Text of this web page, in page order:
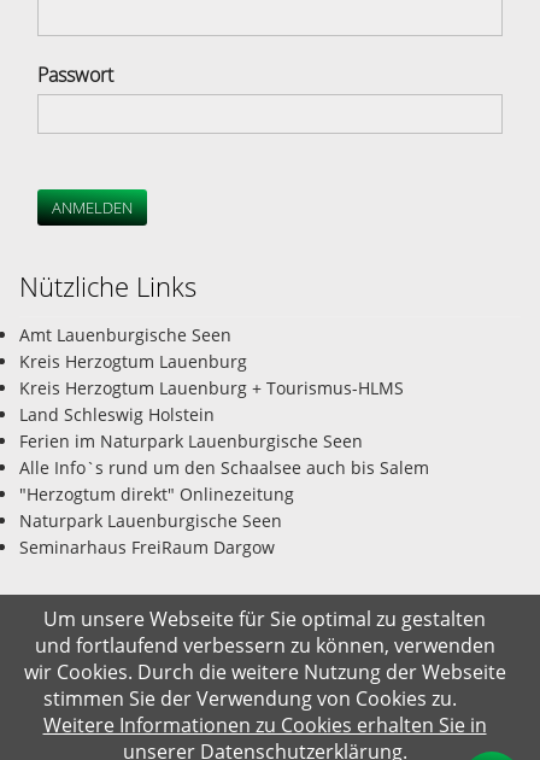
Passwort
ANMELDEN
Nützliche Links
Amt Lauenburgische Seen
Kreis Herzogtum Lauenburg
Kreis Herzogtum Lauenburg + Tourismus-HLMS
Land Schleswig Holstein
Ferien im Naturpark Lauenburgische Seen
Alle Info`s rund um den Schaalsee auch bis Salem
"Herzogtum direkt" Onlinezeitung
Naturpark Lauenburgische Seen
Seminarhaus FreiRaum Dargow
© Gemeinde Salem-Dargow 06.08.2026
Impressum Datenschutz Kontakt Suche
Um unsere Webseite für Sie optimal zu gestalten
und fortlaufend verbessern zu können, verwenden
wir Cookies. Durch die weitere Nutzung der Webseite
stimmen Sie der Verwendung von Cookies zu.
Weitere Informationen zu Cookies erhalten Sie in
unserer Datenschutzerklärung.